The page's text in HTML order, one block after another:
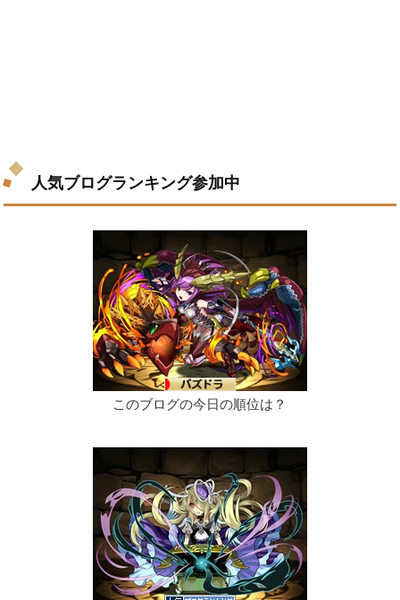
人気ブログランキング参加中
このブログの今日の順位は？